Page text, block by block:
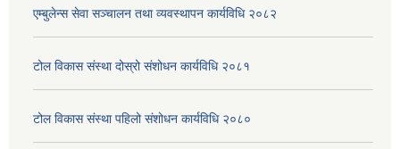
एम्बुलेन्स सेवा सञ्चालन तथा व्यवस्थापन कार्यविधि २०८२
टोल विकास संस्था दोस्रो संशोधन कार्यविधि २०८१
टोल विकास संस्था पहिलो संशोधन कार्यविधि २०८०